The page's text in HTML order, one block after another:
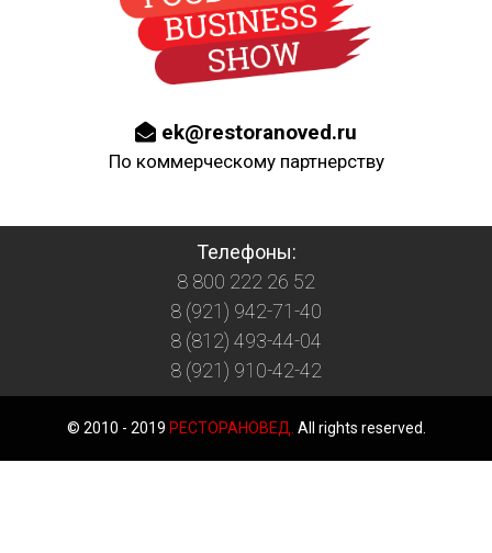
ek@restoranoved.ru
По коммерческому партнерству
Телефоны:
8 800 222 26 52
8 (921) 942-71-40
8 (812) 493-44-04
8 (921) 910-42-42
© 2010 - 2019 РЕСТОРАНОВЕД. All rights reserved.